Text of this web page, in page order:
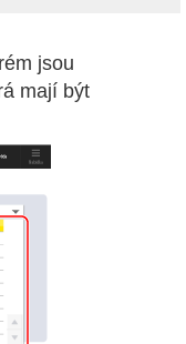
jsou
mají být